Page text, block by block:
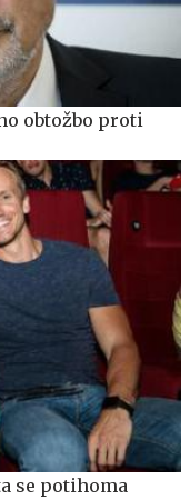
obtožbo proti
se potihoma